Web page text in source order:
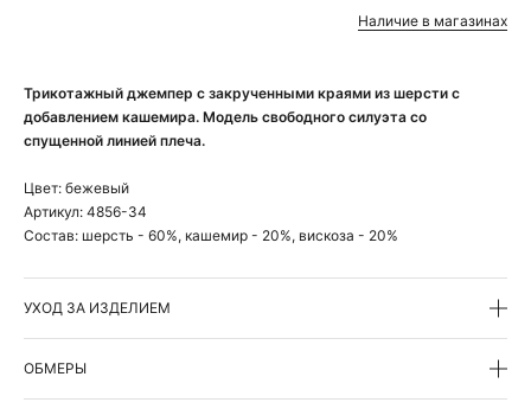
Трикотажный джемпер с закрученными краями из шерсти с
добавлением кашемира. Модель свободного силуэта со
спущенной линией плеча.
Цвет: бежевый
Артикул: 4856-34
Состав: шерсть - 60%, кашемир - 20%, вискоза - 20%
УХОД ЗА ИЗДЕЛИЕМ
ОБМЕРЫ
Наличие в магазинах